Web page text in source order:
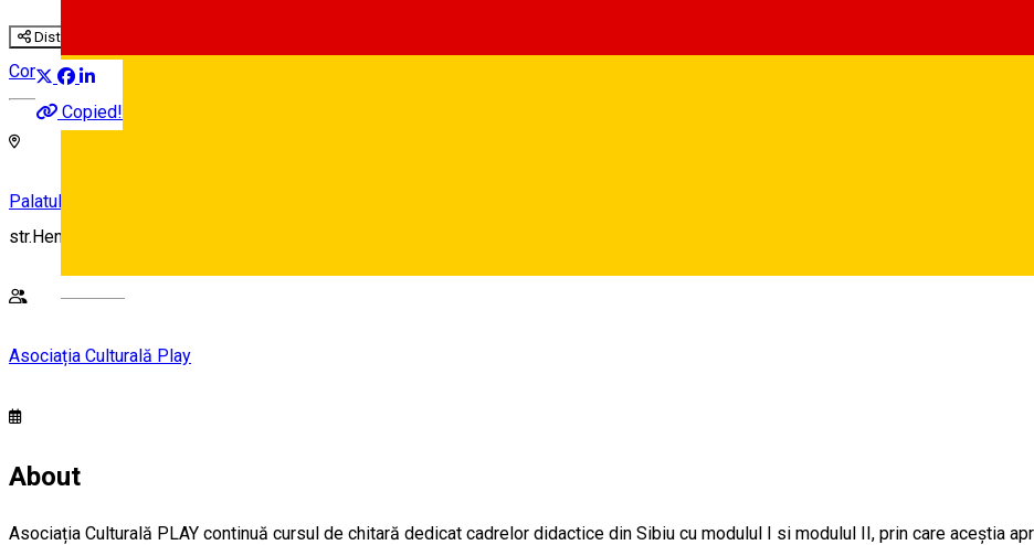
Distribuie
Copied!
Community
Palatul copiilor Sibiu
str.Henri Coanda nr 51, Sibiu, Romania
Asociația Culturală Play
About
Asociația Culturală PLAY continuă cursul de chitară dedicat cadrelor didactice din Sibiu cu modulul I si modulul II, prin care aceștia